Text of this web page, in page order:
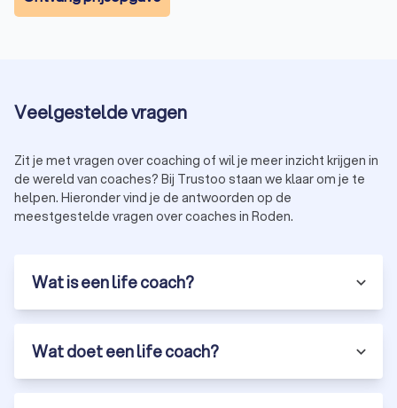
Veelgestelde vragen
Zit je met vragen over coaching of wil je meer inzicht krijgen in
de wereld van coaches? Bij Trustoo staan we klaar om je te
helpen. Hieronder vind je de antwoorden op de
meestgestelde vragen over coaches in Roden.
Wat is een life coach?
Wat doet een life coach?